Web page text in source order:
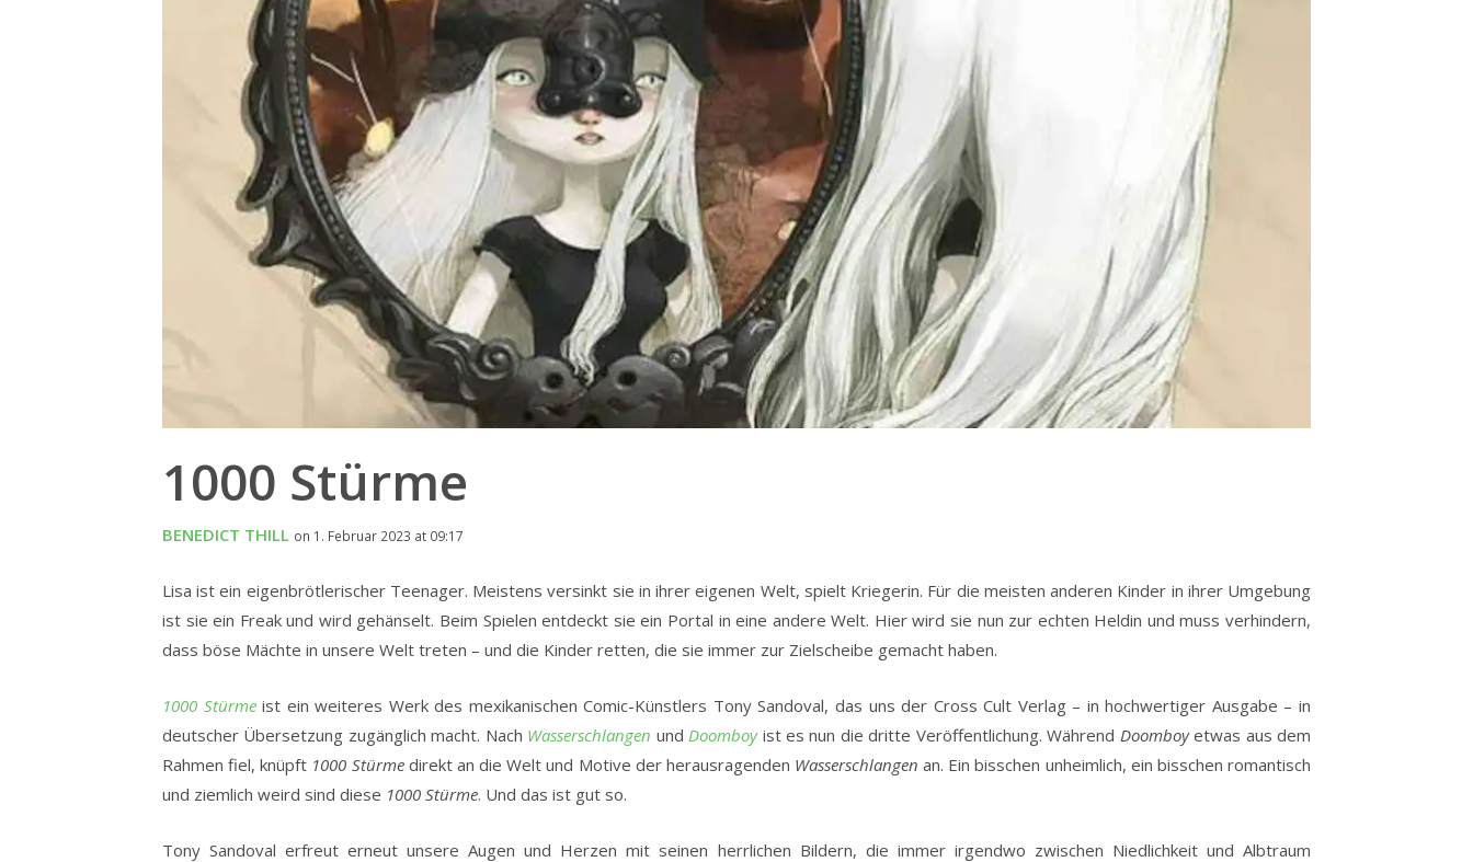
1000 Stürme
BENEDICT THILL on 1. Februar 2023 at 09:17
Lisa ist ein eigenbrötlerischer Teenager. Meistens versinkt sie in ihrer eigenen Welt, spielt Kriegerin. Für die meisten anderen Kinder in ihrer Umgebung
ist sie ein Freak und wird gehänselt. Beim Spielen entdeckt sie ein Portal in eine andere Welt. Hier wird sie nun zur echten Heldin und muss verhindern,
dass böse Mächte in unsere Welt treten – und die Kinder retten, die sie immer zur Zielscheibe gemacht haben.
1000 Stürmeist ein weiteres Werk des mexikanischen Comic-Künstlers Tony Sandoval, das uns der Cross Cult Verlag – in hochwertiger Ausgabe – in
deutscher Übersetzung zugänglich macht. Nach Wasserschlangen und Doomboyist es nun die dritte Veröffentlichung. Während Doomboyetwas aus dem
Rahmen fiel, knüpft 1000 Stürmedirekt an die Welt und Motive der herausragenden Wasserschlangen an. Ein bisschen unheimlich, ein bisschen romantisch
und ziemlich weird sind diese 1000 Stürme. Und das ist gut so.
Tony Sandoval erfreut erneut unsere Augen und Herzen mit seinen herrlichen Bildern, die immer irgendwo zwischen Niedlichkeit und Albtraum